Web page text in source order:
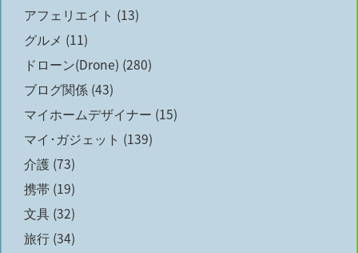
アフェリエイト (13)
グルメ (11)
ドローン(Drone) (280)
ブログ関係 (43)
マイホームデザイナー (15)
マイ･ガジェット (139)
介護 (73)
携帯 (19)
文具 (32)
旅行 (34)